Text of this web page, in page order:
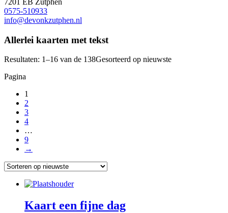
7201 EB Zutphen
0575-510933
info@devonkzutphen.nl
Allerlei kaarten met tekst
Resultaten: 1–16 van de 138Gesorteerd op nieuwste
Pagina
1
2
3
4
…
9
→
Kaart een fijne dag